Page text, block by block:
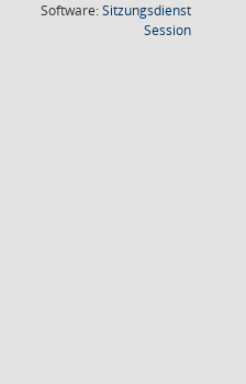
Software:Sitzungsdienst
Session(Wird in